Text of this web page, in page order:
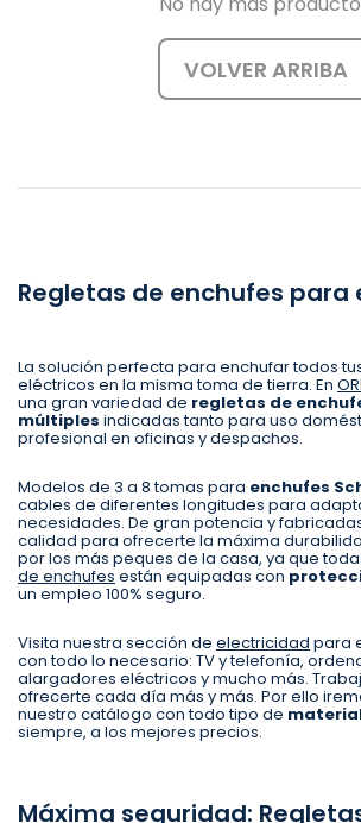
VOLVER ARRIBA
Regletas de enchufes para
La solución perfecta para enchufar todos
eléctricos en la misma toma de tierra. En
una gran variedad de regletas de
múltiples indicadas tanto para uso
profesional en oficinas y despachos.
Modelos de 3 a 8 tomas para enchufes
cables de diferentes longitudes para
necesidades. De gran potencia y
calidad para ofrecerte la máxima
por los más peques de la casa, ya que
de enchufes están equipadas con
un empleo 100% seguro.
Visita nuestra sección de electricidad para
con todo lo necesario: TV y telefonía,
alargadores eléctricos y mucho más.
ofrecerte cada día más y más. Por ello
nuestro catálogo con todo tipo de
siempre, a los mejores precios.
Máxima seguridad: